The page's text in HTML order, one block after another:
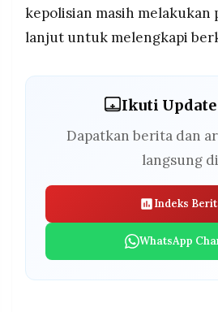
kepolisian masih
lanjut untuk melengkapi
Ikuti
Dapatkan berita dan
langsung
Indeks
WhatsApp